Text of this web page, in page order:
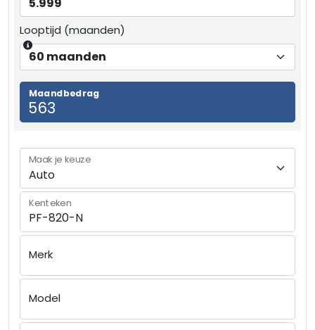
Looptijd (maanden)
Maandbedrag
Maak je keuze
Kenteken
Merk
Model